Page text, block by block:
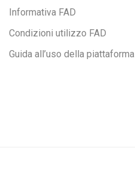
Informativa FAD
Condizioni utilizzo FAD
Guida all’uso della piattaforma